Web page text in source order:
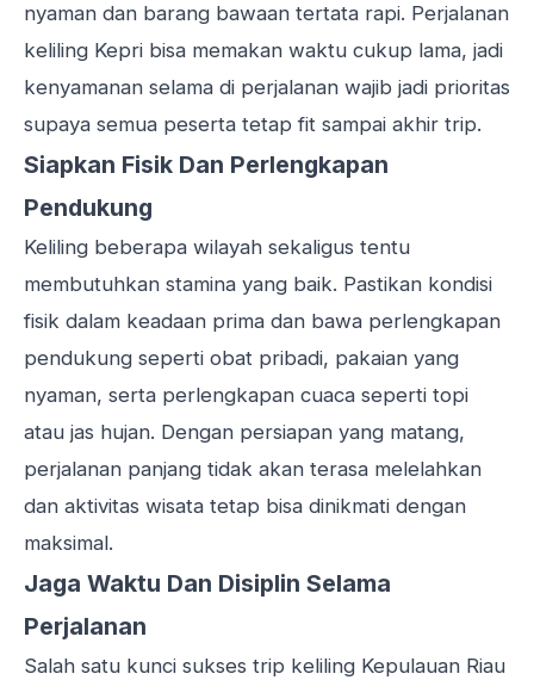
nyaman dan barang bawaan tertata rapi. Perjalanan
keliling Kepri bisa memakan waktu cukup lama, jadi
kenyamanan selama di perjalanan wajib jadi prioritas
supaya semua peserta tetap fit sampai akhir trip.
Siapkan Fisik Dan Perlengkapan
Pendukung
Keliling beberapa wilayah sekaligus tentu
membutuhkan stamina yang baik. Pastikan kondisi
fisik dalam keadaan prima dan bawa perlengkapan
pendukung seperti obat pribadi, pakaian yang
nyaman, serta perlengkapan cuaca seperti topi
atau jas hujan. Dengan persiapan yang matang,
perjalanan panjang tidak akan terasa melelahkan
dan aktivitas wisata tetap bisa dinikmati dengan
maksimal.
Jaga Waktu Dan Disiplin Selama
Perjalanan
Salah satu kunci sukses trip keliling Kepulauan Riau